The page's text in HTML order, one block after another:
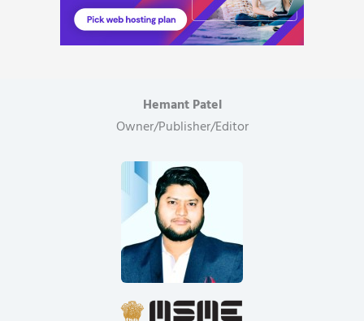
Hemant Patel
Owner/Publisher/Editor